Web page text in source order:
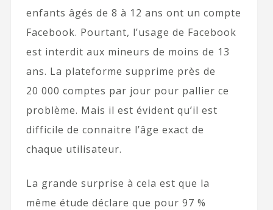
enfants âgés de 8 à 12 ans ont un compte
Facebook. Pourtant, l’usage de Facebook
est interdit aux mineurs de moins de 13
ans. La plateforme supprime près de
20 000 comptes par jour pour pallier ce
problème. Mais il est évident qu’il est
difficile de connaitre l’âge exact de
chaque utilisateur.
La grande surprise à cela est que la
même étude déclare que pour 97 %